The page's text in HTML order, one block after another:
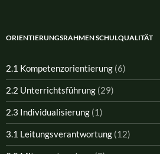
ORIENTIERUNGSRAHMEN SCHULQUALITÄT
2.1 Kompetenzorientierung (6)
2.2 Unterrichtsführung (29)
2.3 Individualisierung (1)
3.1 Leitungsverantwortung (12)